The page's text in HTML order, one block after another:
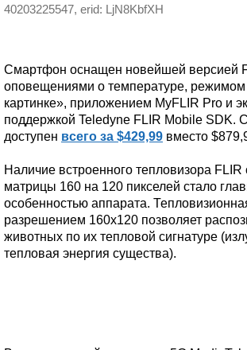
Смартфон оснащен новейшей версией
оповещениями о температуре, режимом
картинке», приложением MyFLIR Pro и
поддержкой Teledyne FLIR Mobile SDK.
доступен всего за $429,99 вместо
Наличие встроенного тепловизора
матрицы 160 на 120 пикселей стало
особенностью аппарата.
разрешением 160x120 позволяет
животных по их тепловой сигнатуре
тепловая энергия существа).